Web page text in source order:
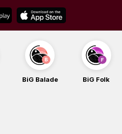
BiG Balade BiG Folk